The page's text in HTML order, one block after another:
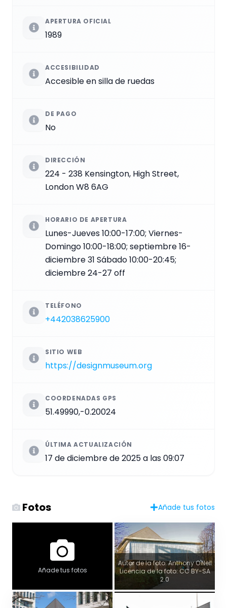
APERTURA OFICIAL
1989
ACCESIBILIDAD
Accesible en silla de ruedas
DE PAGO
No
DIRECCIÓN
224 - 238 Kensington, High Street,
London W8 6AG
HORARIO DE APERTURA
Lunes-Jueves 10:00-17:00; Viernes-
Domingo 10:00-18:00; septiembre 16-
diciembre 31 Sábado 10:00-20:45;
diciembre 24-27 off
TELÉFONO
+442038625900
SITIO WEB
https://designmuseum.org
COORDENADAS GPS
51.49990,-0.20024
ÚLTIMA ACTUALIZACIÓN
17 de diciembre de 2025 a las 09:07
Fotos Añade tus fotos
Añade tus fotos
Autor de la foto: Anthony O'Neil
Licencia de la foto: CC BY-SA
2.0